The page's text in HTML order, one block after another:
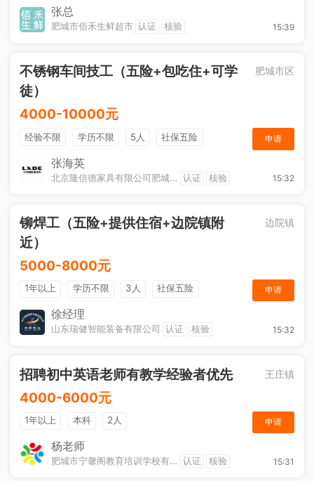
综合补贴张总
肥城市佰禾生鲜超市 认证 核验 15:39
不锈钢车间技工（五险+包吃住+可学
徒）
肥城市区
4000-10000元
经验不限 学历不限 5人
社保五险
节日福利
工作餐
申请
张海英
北京隆信德家具有限公司肥城分公司 认证 核验 15:32
铆焊工（五险+提供住宿+边院镇附
近）
边院镇
5000-8000元
1年以上 学历不限 3人
社保五险
节日福利
奖励计划
申请
徐经理
山东瑞健智能装备有限公司 认证 核验 15:32
招聘初中英语老师有教学经验者优先 王庄镇
4000-6000元
1年以上 本科 2人 申请
杨老师
肥城市宁馨阁教育培训学校有限公司 认证 核验 15:31